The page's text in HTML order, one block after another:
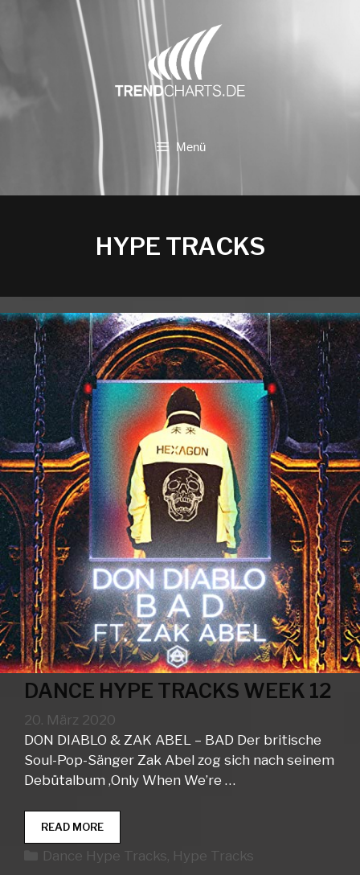
Menü
HYPE TRACKS
DANCE HYPE TRACKS WEEK 12
20. März 2020
DON DIABLO & ZAK ABEL – BAD Der britische
Soul-Pop-Sänger Zak Abel zog sich nach seinem
Debütalbum ‚Only When We’re …
READ MOREDANCE
HYPE
TRACKS
Kategorien
Dance Hype Tracks, Hype Tracks